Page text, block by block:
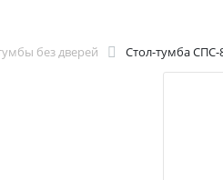
без дверей Стол-тумба СПС-